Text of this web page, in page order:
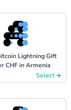
Lightning Gift
CHF in Armenia
Select